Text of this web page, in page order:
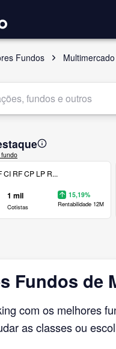
Fundos
CI RF CP LP R...
1 mil
Cotistas
15,19%
Rentabilidade 12M
Fundos de
com os melhores
as classes ou